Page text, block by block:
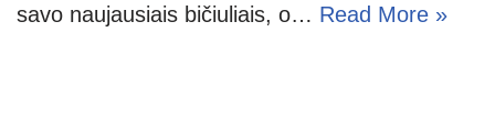
savo naujausiais bičiuliais, o… Read More »